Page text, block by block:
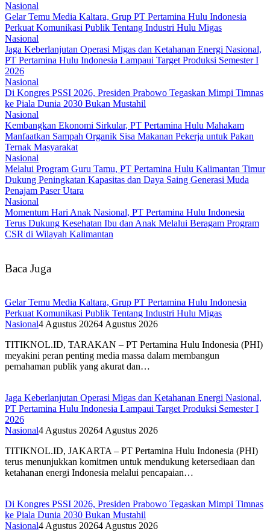
Nasional
Gelar Temu Media Kaltara, Grup PT Pertamina Hulu Indonesia
Perkuat Komunikasi Publik Tentang Industri Hulu Migas
Nasional
Jaga Keberlanjutan Operasi Migas dan Ketahanan Energi Nasional,
PT Pertamina Hulu Indonesia Lampaui Target Produksi Semester I
2026‎
Nasional
Di Kongres PSSI 2026, Presiden Prabowo Tegaskan Mimpi Timnas
ke Piala Dunia 2030 Bukan Mustahil
Nasional
Kembangkan Ekonomi Sirkular, PT Pertamina Hulu Mahakam
Manfaatkan Sampah Organik Sisa Makanan Pekerja untuk Pakan
Ternak Masyarakat
Nasional
Melalui Program Guru Tamu, PT Pertamina Hulu Kalimantan Timur
Dukung Peningkatan Kapasitas dan Daya Saing Generasi Muda
Penajam Paser Utara
Nasional
Momentum Hari Anak Nasional, PT Pertamina Hulu Indonesia
Terus Dukung Kesehatan Ibu dan Anak Melalui Beragam Program
CSR di Wilayah Kalimantan
Baca Juga
Gelar Temu Media Kaltara, Grup PT Pertamina Hulu Indonesia
Perkuat Komunikasi Publik Tentang Industri Hulu Migas
Nasional4 Agustus 20264 Agustus 2026
TITIKNOL.ID, TARAKAN – PT Pertamina Hulu Indonesia (PHI)
meyakini peran penting media massa dalam membangun
pemahaman publik yang akurat dan…
Jaga Keberlanjutan Operasi Migas dan Ketahanan Energi Nasional,
PT Pertamina Hulu Indonesia Lampaui Target Produksi Semester I
2026‎
Nasional4 Agustus 20264 Agustus 2026
TITIKNOL.ID, JAKARTA – PT Pertamina Hulu Indonesia (PHI)
terus menunjukkan komitmen untuk mendukung ketersediaan dan
ketahanan energi Indonesia melalui pencapaian…
Di Kongres PSSI 2026, Presiden Prabowo Tegaskan Mimpi Timnas
ke Piala Dunia 2030 Bukan Mustahil
Nasional4 Agustus 20264 Agustus 2026